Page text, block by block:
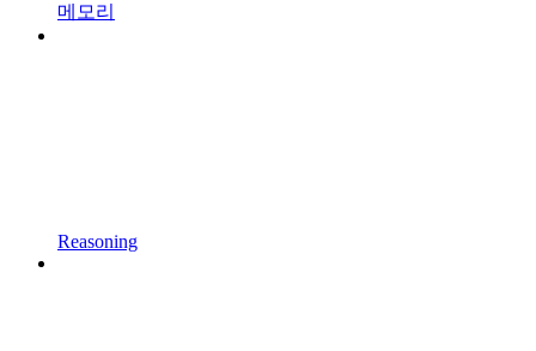
메모리
Reasoning